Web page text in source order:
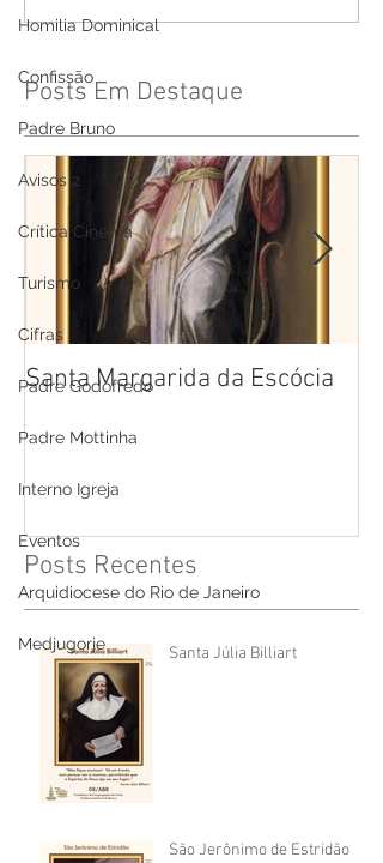
Homilia Dominical
Confissão
Padre Bruno
Avisos 2
Crítica Cinema
Turismo
Cifras
Padre Godofredo
Padre Mottinha
Interno Igreja
Eventos
Arquidiocese do Rio de Janeiro
Medjugorje
Posts Em Destaque
Santa Margarida da Escócia
Posts Recentes
Santa Júlia Billiart
São Jerônimo de Estridão